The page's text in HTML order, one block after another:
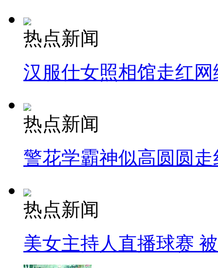
热点新闻
汉服仕女照相馆走红网
热点新闻
警花学霸神似高圆圆走
热点新闻
美女主持人直播球赛